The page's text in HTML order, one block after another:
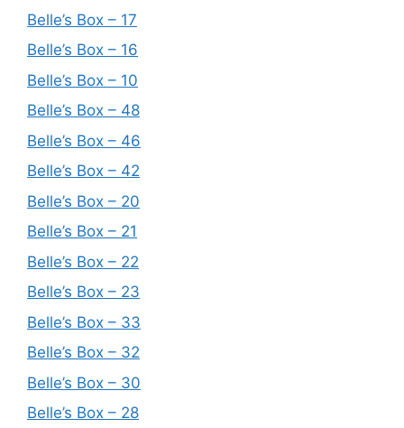
Belle’s Box – 17
Belle’s Box – 16
Belle’s Box – 10
Belle’s Box – 48
Belle’s Box – 46
Belle’s Box – 42
Belle’s Box – 20
Belle’s Box – 21
Belle’s Box – 22
Belle’s Box – 23
Belle’s Box – 33
Belle’s Box – 32
Belle’s Box – 30
Belle’s Box – 28